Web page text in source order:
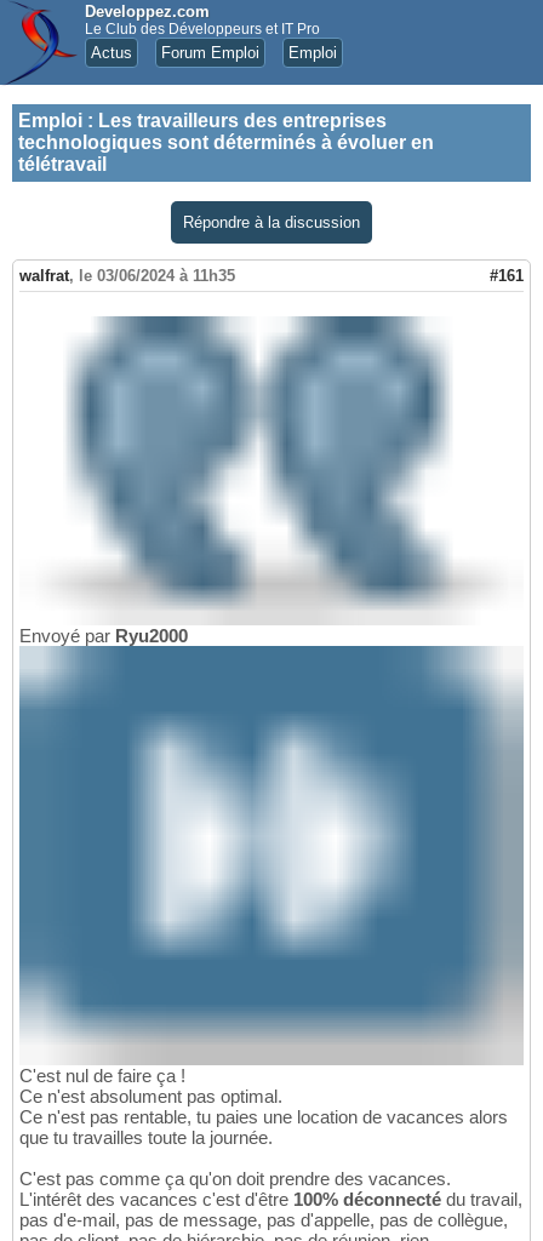
Developpez.com
Le Club des Développeurs et IT Pro
Actus Forum Emploi Emploi
Emploi : Les travailleurs des entreprises
technologiques sont déterminés à évoluer en
télétravail
Répondre à la discussion
walfrat, le 03/06/2024 à 11h35 #161
Envoyé par Ryu2000
C'est nul de faire ça !
Ce n'est absolument pas optimal.
Ce n'est pas rentable, tu paies une location de vacances alors
que tu travailles toute la journée.
C'est pas comme ça qu'on doit prendre des vacances.
L'intérêt des vacances c'est d'être 100% déconnecté du travail,
pas d'e-mail, pas de message, pas d'appelle, pas de collègue,